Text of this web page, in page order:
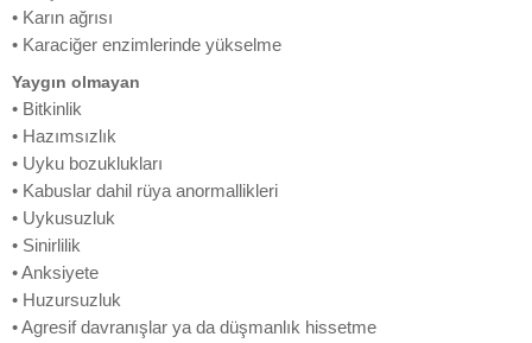
• Karın ağrısı
• Karaciğer enzimlerinde yükselme
Yaygın olmayan
• Bitkinlik
• Hazımsızlık
• Uyku bozuklukları
• Kabuslar dahil rüya anormallikleri
• Uykusuzluk
• Sinirlilik
• Anksiyete
• Huzursuzluk
• Agresif davranışlar ya da düşmanlık hissetme